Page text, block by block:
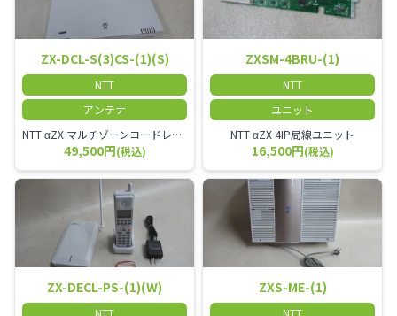
ZX-DCL-S(3)CS-(1)(S)
NTT
アンテナ
NTT αZX マルチゾーンコードレススター増設アンテナ
49,500円(税込)
ZXSM-4BRU-(1)
NTT
ユニット
NTT αZX 4IP局線ユニット
16,500円(税込)
ZX-DECL-PS-(1)(W)
NTT
ZXS-ME-(1)
NTT